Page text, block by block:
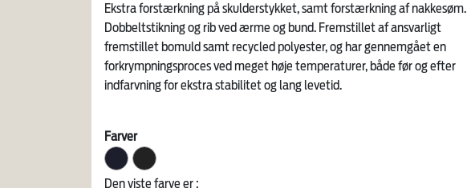
Ekstra forstærkning på skulderstykket, samt forstærkning af nakkesøm.
Dobbeltstikning og rib ved ærme og bund. Fremstillet af ansvarligt
fremstillet bomuld samt recycled polyester, og har gennemgået en
forkrympningsproces ved meget høje temperaturer, både før og efter
indfarvning for ekstra stabilitet og lang levetid.
Farver
Den viste farve er :